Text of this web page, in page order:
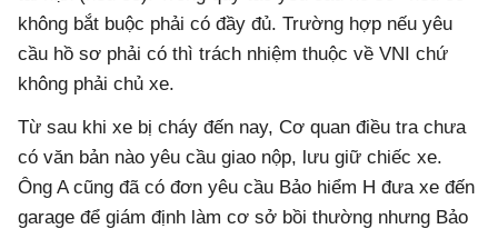
không bắt buộc phải có đầy đủ. Trường hợp nếu yêu
cầu hồ sơ phải có thì trách nhiệm thuộc về VNI chứ
không phải chủ xe.
Từ sau khi xe bị cháy đến nay, Cơ quan điều tra chưa
có văn bản nào yêu cầu giao nộp, lưu giữ chiếc xe.
Ông A cũng đã có đơn yêu cầu Bảo hiểm H đưa xe đến
garage để giám định làm cơ sở bồi thường nhưng Bảo